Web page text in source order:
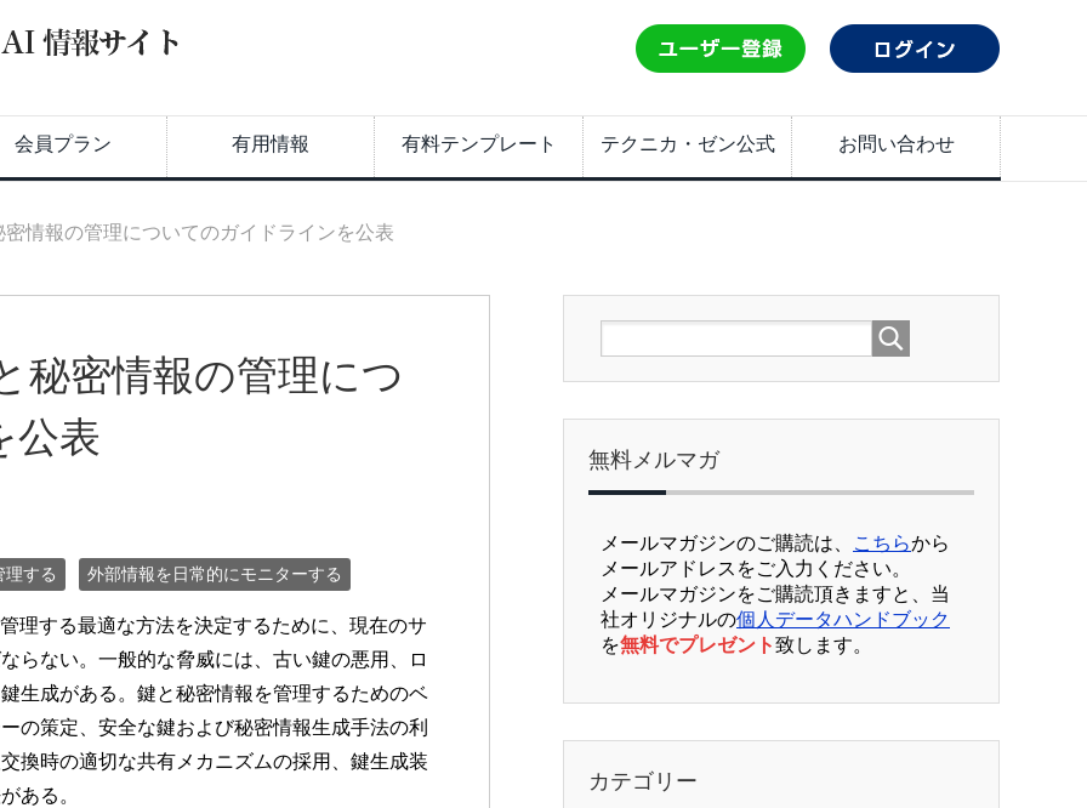
会員プラン 有用情報 有料テンプレート テクニカ・ゼン公式 お問い合わせ
密情報の管理についてのガイドラインを公表
秘密情報の管理につ
公表
理する 外部情報を日常的にモニターする
する最適な方法を決定するために、現在のサ
らない。一般的な脅威には、古い鍵の悪用、ロ
生成がある。鍵と秘密情報を管理するためのベ
の策定、安全な鍵および秘密情報生成手法の利
換時の適切な共有メカニズムの採用、鍵生成装
ある。
無料メルマガ
メールマガジンのご購読は、 こちらから
メールアドレスをご入力ください。
メールマガジンをご購読頂きますと、当
社オリジナルの個人データハンドブック
を無料でプレゼント致します。
カテゴリー